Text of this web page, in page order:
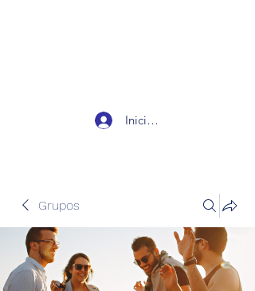
Iniciar sesión
Grupos